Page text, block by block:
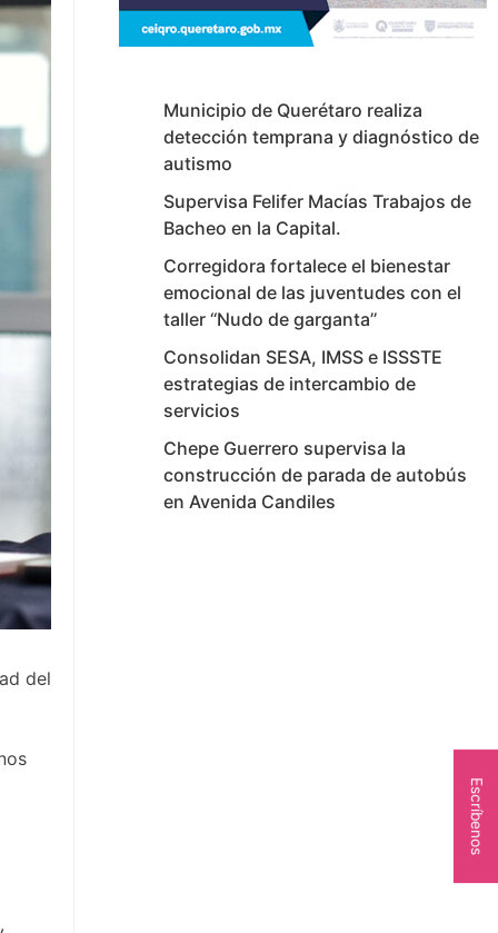
del
Municipio de Querétaro realiza
detección temprana y diagnóstico de
autismo
Supervisa Felifer Macías Trabajos de
Bacheo en la Capital.
Corregidora fortalece el bienestar
emocional de las juventudes con el
taller ‘‘Nudo de garganta’’
Consolidan SESA, IMSS e ISSSTE
estrategias de intercambio de
servicios
Chepe Guerrero supervisa la
construcción de parada de autobús
en Avenida Candiles
Escríbenos